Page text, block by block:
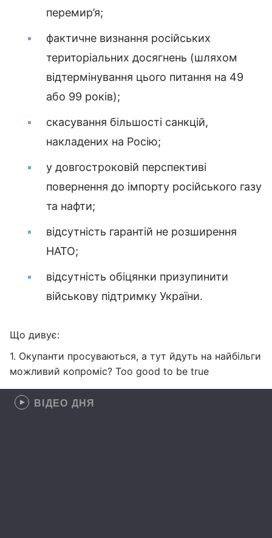
перемир’я;
фактичне визнання російських
територіальних досягнень (шляхом
відтермінування цього питання на 49
або 99 років);
скасування більшості санкцій,
накладених на Росію;
у довгостроковій перспективі
повернення до імпорту російського газу
та нафти;
відсутність гарантій не розширення
НАТО;
відсутність обіцянки призупинити
військову підтримку України.
Що дивує:
1. Окупанти просуваються, а тут йдуть на найбільги
можливий копроміс? Too good to be true
ВІДЕО ДНЯ